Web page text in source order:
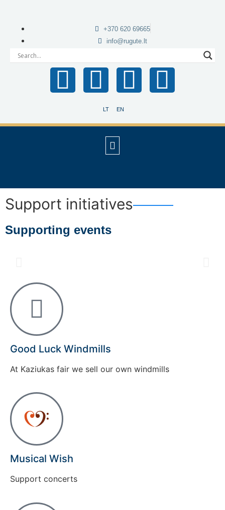
LT EN
+370 620 69665
info@rugute.lt
Support initiatives
Supporting events
Good Luck Windmills
At Kaziukas fair we sell our own windmills
Musical Wish
Support concerts